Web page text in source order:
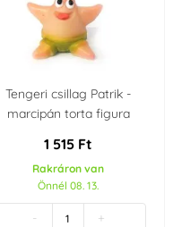
FunCakes (0)
Hamé (0)
K-Decor (0)
Kovandovi (0)
Tengeri csillag Patrik -
marcipán torta figura
1 515 Ft
Rakráron van
Önnél 08. 13.
- +